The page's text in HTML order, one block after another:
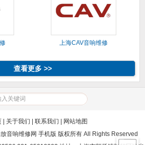
上海CAV音响维修
查看更多 >>
| 关于我们 | 联系我们 | 网站地图
音响维修网 手机版 版权所有 All Rights Reserved